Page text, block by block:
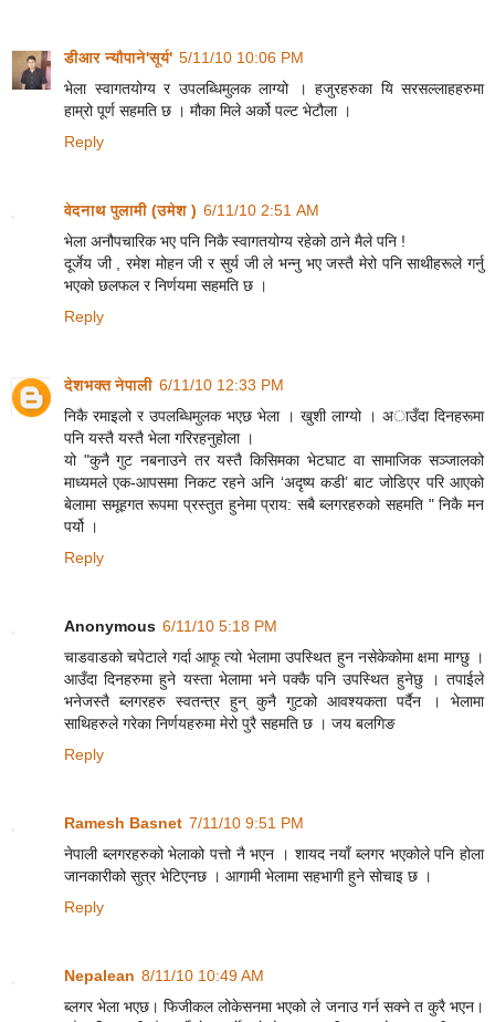
डीआर न्यौपाने'सूर्य' 5/11/10 10:06 PM
भेला स्वागतयोग्य र उपलब्धिमुलक लाग्यो । हजुरहरुका यि सरसल्लाहहरुमा
हाम्रो पूर्ण सहमति छ । मौका मिले अर्को पल्ट भेटौला ।
Reply
वेदनाथ पुलामी (उमेश ) 6/11/10 2:51 AM
भेला अनौपचारिक भए पनि निकै स्वागतयोग्य रहेको ठाने मैले पनि !
दूर्जेय जी , रमेश मोहन जी र सुर्य जी ले भन्नु भए जस्तै मेरो पनि साथीहरूले गर्नु
भएको छलफल र निर्णयमा सहमति छ ।
Reply
देशभक्त नेपाली 6/11/10 12:33 PM
निकै रमाइलो र उपलब्धिमुलक भएछ भेला । खुशी लाग्यो । अाउँदा दिनहरूमा
पनि यस्तै यस्तै भेला गरिरहनुहोला ।
यो "कुनै गुट नबनाउने तर यस्तै किसिमका भेटघाट वा सामाजिक सञ्जालको
माध्यमले एक-आपसमा निकट रहने अनि ‘अदृष्य कडी’ बाट जोडिएर परि आएको
बेलामा समूहगत रूपमा प्रस्तुत हुनेमा प्राय: सबै ब्लगरहरुको सहमति " निकै मन
पर्यो ।
Reply
Anonymous 6/11/10 5:18 PM
चाडवाडको चपेटाले गर्दा आफू त्यो भेलामा उपस्थित हुन नसेकेकोमा क्षमा माग्छु ।
आउँदा दिनहरुमा हुने यस्ता भेलामा भने पक्कै पनि उपस्थित हुनेछु । तपाईले
भनेजस्तै ब्लगरहरु स्वतन्त्र हुन् कुनै गुटको आवश्यकता पर्दैन । भेलामा
साथिहरुले गरेका निर्णयहरुमा मेरो पुरै सहमति छ । जय बलगिङ
Reply
Ramesh Basnet 7/11/10 9:51 PM
नेपाली ब्लगरहरुको भेलाको पत्तो नै भएन । शायद नयाँ ब्लगर भएकोले पनि होला
जानकारीको सुत्र भेटिएनछ । आगामी भेलामा सहभागी हुने सोचाइ छ ।
Reply
Nepalean 8/11/10 10:49 AM
ब्लगर भेला भएछ। फिजीकल लोकेसनमा भएको ले जनाउ गर्न सक्ने त कुरै भएन।